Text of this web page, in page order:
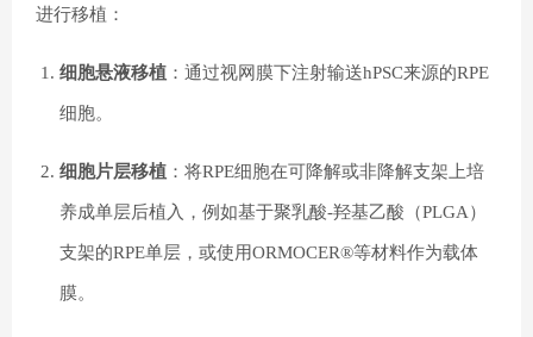
进行移植：
细胞悬液移植 ：通过视网膜下注射输送hPSC来源的RPE
细胞。
细胞片层移植 ：将RPE细胞在可降解或非降解支架上培
养成单层后植入，例如基于聚乳酸-羟基乙酸（PLGA）
支架的RPE单层，或使用ORMOCER®等材料作为载体
膜。